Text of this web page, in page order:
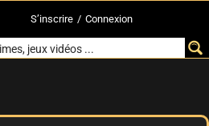
S’inscrire / Connexion